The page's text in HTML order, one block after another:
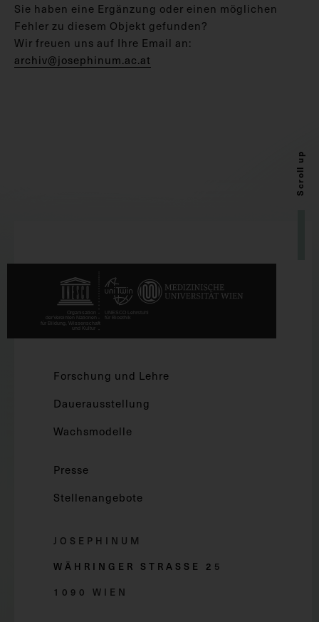
Sie haben eine Ergänzung oder einen möglichen
Fehler zu diesem Objekt gefunden?
Wir freuen uns auf Ihre Email an:
archiv@josephinum.ac.at
Scroll up
Forschung und Lehre
Dauerausstellung
Wachsmodelle
Presse
Stellenangebote
JOSEPHINUM
WÄHRINGER STRASSE 2 5
1090 WIEN